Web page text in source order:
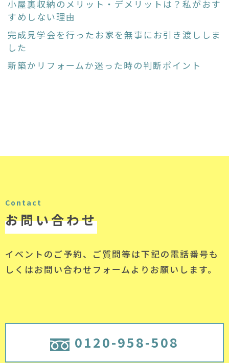
小屋裏収納のメリット・デメリットは？私がおす
すめしない理由
完成見学会を行ったお家を無事にお引き渡ししま
した
新築かリフォームか迷った時の判断ポイント
Contact
お問い合わせ
イベントのご予約、ご質問等は下記の電話番号も
しくはお問い合わせフォームよりお願いします。
0120-958-508